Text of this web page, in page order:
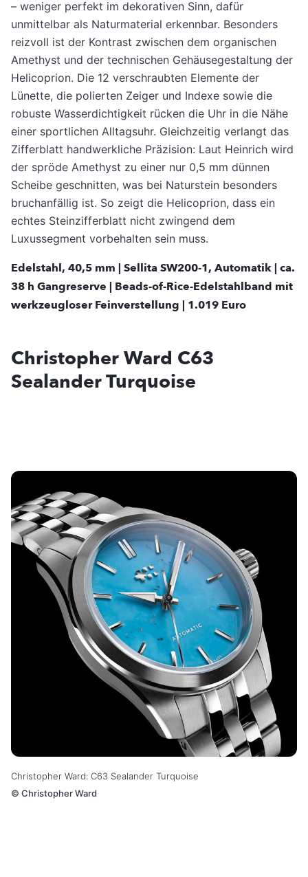
– weniger perfekt im dekorativen Sinn, dafür
unmittelbar als Naturmaterial erkennbar. Besonders
reizvoll ist der Kontrast zwischen dem organischen
Amethyst und der technischen Gehäusegestaltung der
Helicoprion. Die 12 verschraubten Elemente der
Lünette, die polierten Zeiger und Indexe sowie die
robuste Wasserdichtigkeit rücken die Uhr in die Nähe
einer sportlichen Alltagsuhr. Gleichzeitig verlangt das
Zifferblatt handwerkliche Präzision: Laut Heinrich wird
der spröde Amethyst zu einer nur 0,5 mm dünnen
Scheibe geschnitten, was bei Naturstein besonders
bruchanfällig ist. So zeigt die Helicoprion, dass ein
echtes Steinzifferblatt nicht zwingend dem
Luxussegment vorbehalten sein muss.
Edelstahl, 40,5 mm | Sellita SW200-1, Automatik | ca.
38 h Gangreserve | Beads-of-Rice-Edelstahlband mit
werkzeugloser Feinverstellung | 1.019 Euro
Christopher Ward C63
Sealander Turquoise
Christopher Ward: C63 Sealander Turquoise
© Christopher Ward